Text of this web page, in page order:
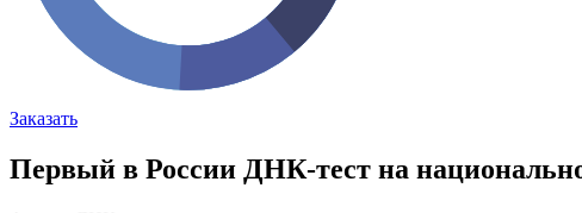
Заказать
Первый в России ДНК-тест на